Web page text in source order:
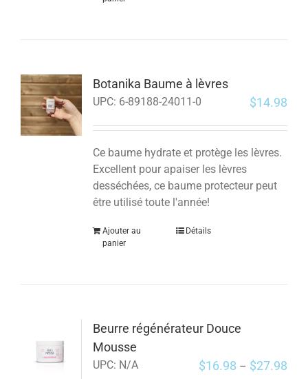
Botanika Baume à lèvres
UPC: 6-89188-24011-0 $14.98
Ce baume hydrate et protège les lèvres.
Excellent pour apaiser les lèvres
desséchées, ce baume protecteur peut
être utilisé toute l'année!
Ajouter au
panier
Détails
Beurre régénérateur Douce
Mousse
UPC: N/A $16.98 – $27.98